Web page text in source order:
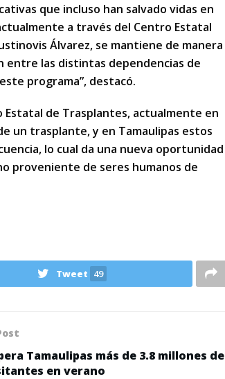
que incluso han salvado vidas en
a través del Centro Estatal
Álvarez, se mantiene de manera
entre las distintas dependencias de
programa”, destacó.
de Trasplantes, actualmente en
un trasplante, y en Tamaulipas estos
lo cual da una nueva oportunidad
proveniente de seres humanos de
Tweet 49
Tamaulipas más de 3.8 millones de
en verano